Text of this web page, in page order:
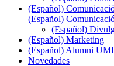
(Español)
(Español)
(Español)
(Español) Marketing
(Español) Alumni
Novedades